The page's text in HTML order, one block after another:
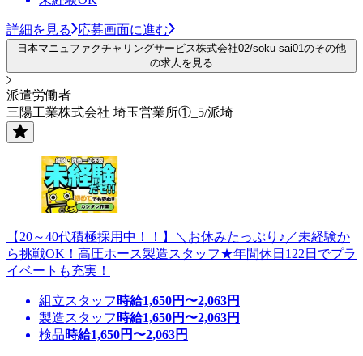
詳細を見る 応募画面に進む
日本マニュファクチャリングサービス株式会社02/soku-sai01のその他
の求人を見る
派遣労働者
三陽工業株式会社 埼玉営業所①_5/派埼
【20～40代積極採用中！！】＼お休みたっぷり♪／未経験か
ら挑戦OK！高圧ホース製造スタッフ★年間休日122日でプラ
イベートも充実！
組立スタッフ 時給1,650円〜2,063円
製造スタッフ 時給1,650円〜2,063円
検品時給1,650円〜2,063円